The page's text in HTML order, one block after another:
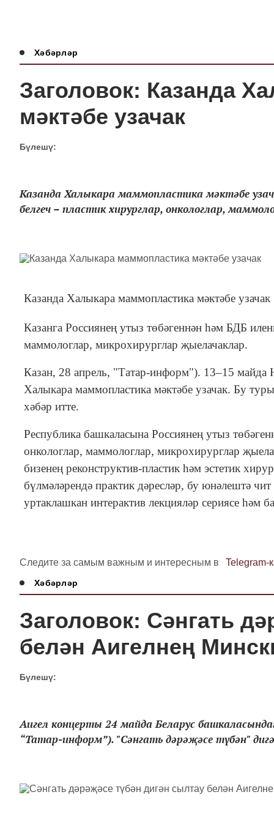
Хәбәрләр
Заголовок: Казанда
мәктәбе узачак
Бүлешү:
Казанда Халыкара маммопластика мәктәбе
белгеч – пластик хирурглар, онкологлар,
Казанда Халыкара маммопластика мәктәбе узачак
Казанга Россиянең утыз төбәгеннән һәм БДБ
маммологлар, микрохирурглар җыелачаклар.
Казан, 28 апрель, "Татар-информ"). 13–15 майда
Халыкара маммопластика мәктәбе узачак. Бу
хәбәр итте.
Республика башкаласына Россиянең утыз
онкологлар, маммологлар, микрохирурглар
бизенең реконструктив-пластик һәм эстетик
бүлмәләрендә практик дәресләр, бу юнәлештә
уртаклашкан интерактив лекцияләр сериясе һәм
Следите за самым важным и интересным в Telegram-
Хәбәрләр
Заголовок: Сәнгать
белән Аигелнең
Бүлешү:
Аигел концерты 24 майда Беларус
“Татар-информ”). "Сәнгать дәрәҗәсе түбән"